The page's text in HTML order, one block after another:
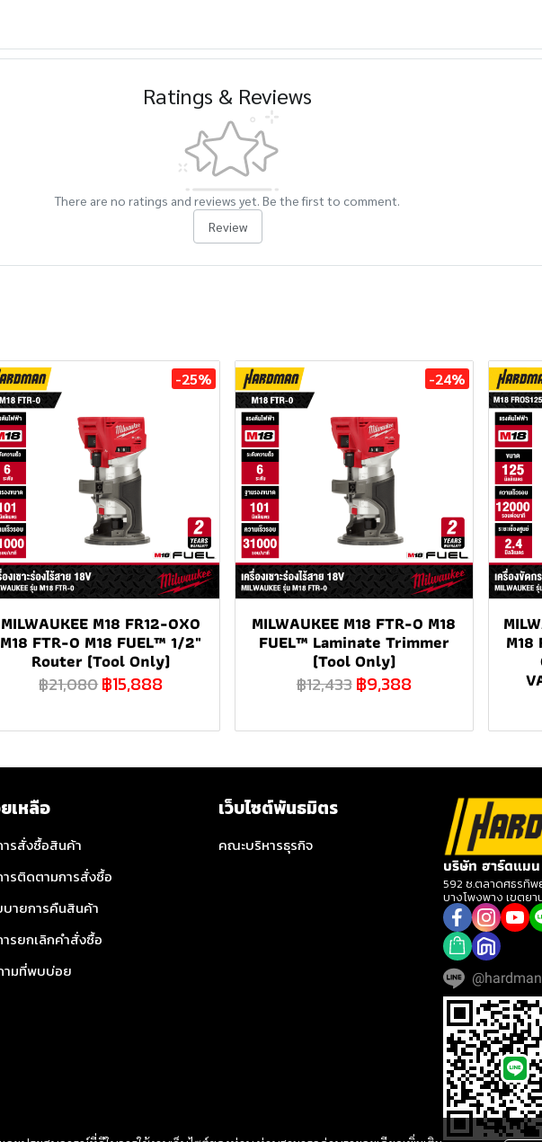
Ratings & Reviews
There are no ratings and reviews yet. Be the first to comment.
Review
-25%
MILWAUKEE M18 FR12-0X0
M18 FTR-0 M18 FUEL™ 1/2"
Router (Tool Only)
฿21,080฿15,888
-24%
MILWAUKEE M18 FTR-0 M18
FUEL™ Laminate Trimmer
(Tool Only)
฿12,433฿9,388
เหลือ
ารสั่งซื้อสินค้า
ารติดตามการสั่งซื้อ
บายการคืนสินค้า
ารยกเลิกคำสั่งซื้อ
ามที่พบบ่อย
เว็บไซต์พันธมิตร
คณะบริหารธุรกิจ
บริษัท ฮาร์ดแม
592 ซ.ตลาดศธรทิพ
บางโพงพาง เขตยา